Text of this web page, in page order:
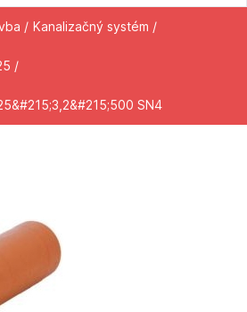
/ Kanalizačný systém /
/
SN4